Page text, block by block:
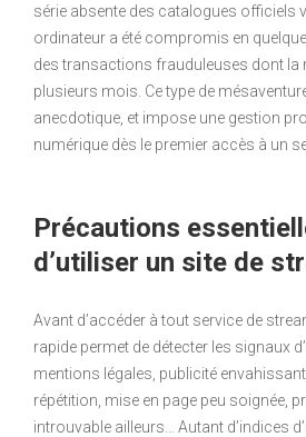
série absente des catalogues officiels
ordinateur a été compromis en
des transactions frauduleuses dont la
plusieurs mois. Ce type de
anecdotique, et impose une gestion
numérique dès le premier accès à un
Précautions
d’utiliser un site de
Avant d’accéder à tout service de
rapide permet de détecter les signaux
mentions légales, publicité
répétition, mise en page peu soignée,
introuvable ailleurs… Autant d’indices